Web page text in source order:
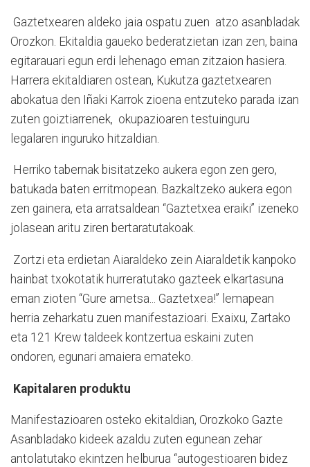
Gaztetxearen aldeko jaia ospatu zuen atzo asanbladak
Orozkon. Ekitaldia gaueko bederatzietan izan zen, baina
egitarauari egun erdi lehenago eman zitzaion hasiera.
Harrera ekitaldiaren ostean, Kukutza gaztetxearen
abokatua den Iñaki Karrok zioena entzuteko parada izan
zuten goiztiarrenek, okupazioaren testuinguru
legalaren inguruko hitzaldian.
Herriko tabernak bisitatzeko aukera egon zen gero,
batukada baten erritmopean. Bazkaltzeko aukera egon
zen gainera, eta arratsaldean “Gaztetxea eraiki” izeneko
jolasean aritu ziren bertaratutakoak.
Zortzi eta erdietan Aiaraldeko zein Aiaraldetik kanpoko
hainbat txokotatik hurreratutako gazteek elkartasuna
eman zioten “Gure ametsa... Gaztetxea!” lemapean
herria zeharkatu zuen manifestazioari. Exaixu, Zartako
eta 121 Krew taldeek kontzertua eskaini zuten
ondoren, egunari amaiera emateko.
Kapitalaren produktu
Manifestazioaren osteko ekitaldian, Orozkoko Gazte
Asanbladako kideek azaldu zuten egunean zehar
antolatutako ekintzen helburua “autogestioaren bidez